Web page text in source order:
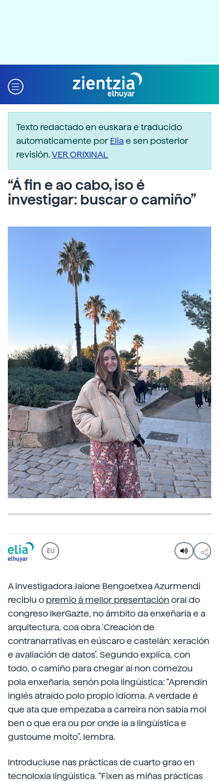
Texto redactado en euskara e traducido
automaticamente porEliae sen posterior
revisión.VER ORIXINAL
“Á fin e ao cabo, iso é
investigar: buscar o camiño”
EU
A investigadora Jaione Bengoetxea Azurmendi
recibiu o premio á mellor presentaciónoral do
congreso IkerGazte, no ámbito da enxeñaría e a
arquitectura, coa obra ‘Creación de
contranarrativas en eúscaro e castelán: xeración
e avaliación de datos’. Segundo explica, con
todo, o camiño para chegar aí non comezou
pola enxeñaría, senón pola lingüística: “Aprendín
inglés atraído polo propio idioma. A verdade é
que ata que empezaba a carreira non sabía moi
ben o que era ou por onde ía a lingüística e
gustoume moito”, lembra.
Introduciuse nas prácticas de cuarto grao en
tecnoloxía lingüística. “Fixen as miñas prácticas